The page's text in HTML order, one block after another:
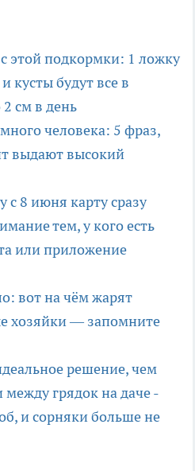
этой подкормки: 1 ложку
кусты будут все в
2 см в день
человека: 5 фраз,
выдают высокий
с 8 июня карту сразу
тем, у кого есть
или приложение
вот на чём жарят
хозяйки — запомните
решение, чем
грядок на даче -
и сорняки больше не